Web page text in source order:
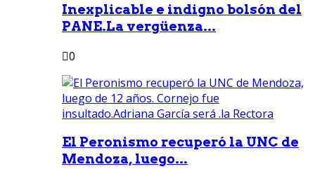
Inexplicable e indigno bolsón del
PANE.La vergüenza...
0
El Peronismo recuperó la UNC de
Mendoza, luego...